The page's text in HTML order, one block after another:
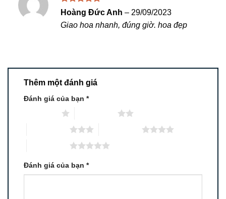
Được xếp
55
sao
Hoàng Đức Anh – 29/09/2023
Giao hoa nhanh, đúng giờ. hoa đẹp
Thêm một đánh giá
Đánh giá của bạn *
Đánh giá của bạn *